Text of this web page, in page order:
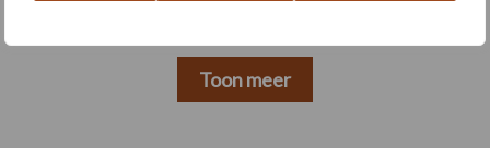
Toon meer